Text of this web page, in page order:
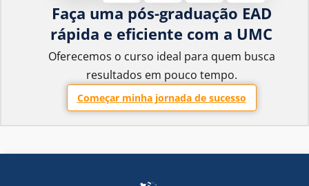
Faça uma pós-graduação EAD
rápida e eficiente com a UMC
Oferecemos o curso ideal para quem busca
resultados em pouco tempo.
Começar minha jornada de sucesso